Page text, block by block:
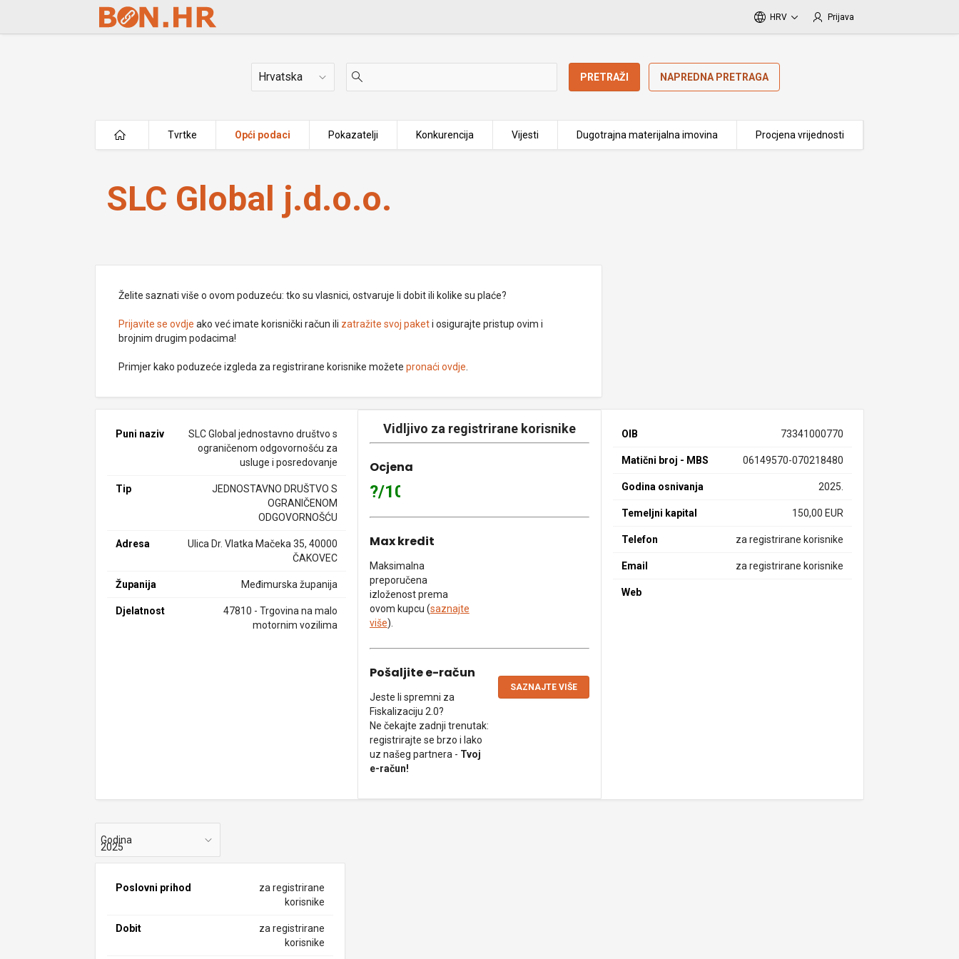
Skip to Main Content
HRV Prijava
Država PRETRAŽI NAPREDNA PRETRAGA
Tvrtke Opći podaci Pokazatelji Konkurencija Vijesti Dugotrajna materijalna imovina Procjena vrijednosti
SLC Global j.d.o.o.
SLC Global j.d.o.o.
Želite saznati više o ovom poduzeću: tko su vlasnici, ostvaruje li dobit ili kolike su plaće?
Prijavite se ovdje ako već imate korisnički račun ili zatražite svoj paketi osigurajte pristup ovim i
brojnim drugim podacima!
Primjer kako poduzeće izgleda za registrirane korisnike možetepronaći ovdje
Puni naziv
SLC Global jednostavno društvo s
ograničenom odgovornošću za
usluge i posredovanje
Tip
JEDNOSTAVNO DRUŠTVO S
OGRANIČENOM
ODGOVORNOŠĆU
Adresa
Ulica Dr. Vlatka Mačeka 35, 40000
ČAKOVEC
Županija Međimurska županija
Djelatnost
47810 - Trgovina na malo
motornim vozilima
Vidljivo za registrirane korisnike
Ocjena
?/10
Max kredit
Maksimalna
preporučena
izloženost prema
ovom kupcu (saznajte
više).
Pošaljite e-račun
Jeste li spremni za
Fiskalizaciju 2.0?
Ne čekajte zadnji trenutak:
registrirajte se brzo i lako
uz našeg partnera - Tvoj
e-račun!
SAZNAJTE VIŠE
OIB 73341000770
Matični broj - MBS 06149570-070218480
Godina osnivanja 2025.
Temeljni kapital 150,00 EUR
Telefon za registrirane korisnike
Email za registrirane korisnike
Web
Godina
Poslovni prihod
za registrirane
korisnike
Dobit
za registrirane
korisnike